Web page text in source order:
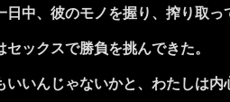
中、彼のモノを握り、搾り取っ
ックスで勝負を挑んできた。
いんじゃないかと、わたしは内